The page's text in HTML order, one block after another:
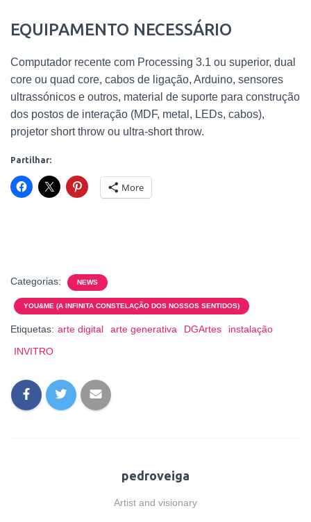
EQUIPAMENTO NECESSÁRIO
Computador recente com Processing 3.1 ou superior, dual
core ou quad core, cabos de ligação, Arduino, sensores
ultrassónicos e outros, material de suporte para construção
dos postos de interação (MDF, metal, LEDs, cabos),
projetor short throw ou ultra-short throw.
Partilhar:
More
Categorias: NEWS
YOU&ME (A INFINITA CONSTELAÇÃO DOS NOSSOS SENTIDOS)
Etiquetas: arte digital arte generativa DGArtes
instalação
INVITRO
pedroveiga
Artist and visionary